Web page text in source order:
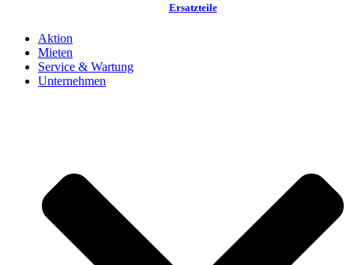
Ersatzteile
Aktion
Mieten
Service & Wartung
Unternehmen